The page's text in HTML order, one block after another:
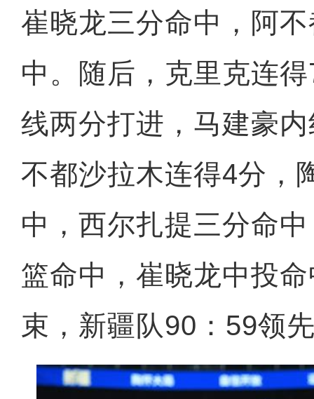
崔晓龙三分命中，阿
中。随后，克里克连
线两分打进，马建豪
不都沙拉木连得4分，
中，西尔扎提三分命
篮命中，崔晓龙中投
束，新疆队90：59领